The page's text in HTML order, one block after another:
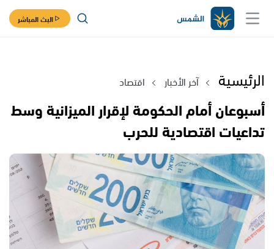
البث المباشر
الرئيسية آخر الأخبار اقتصاد
أسبوعان أمام الحكومة لإقرار الميزانية وسط
تداعيات اقتصادية للحرب